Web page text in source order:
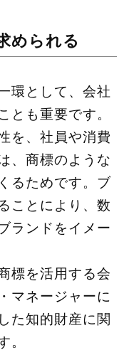
められる
環として、会社
とも重要です。
を、社員や消費
、商標のような
るためです。ブ
ことにより、数
ランドをイメー
標を活用する会
マネージャーに
た知的財産に関
。